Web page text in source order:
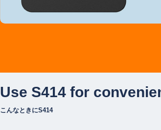
Use S414 for
こんなときにS414